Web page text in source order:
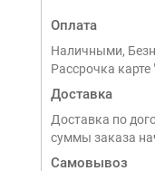
Оплата
Наличными,
Рассрочка
Доставка
Доставка по
суммы заказа
Самовывоз